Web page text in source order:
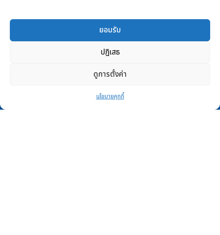
ยอมรับ
ปฎิเสธ
ดูการตั้งค่า
นโยบายคุกกี้